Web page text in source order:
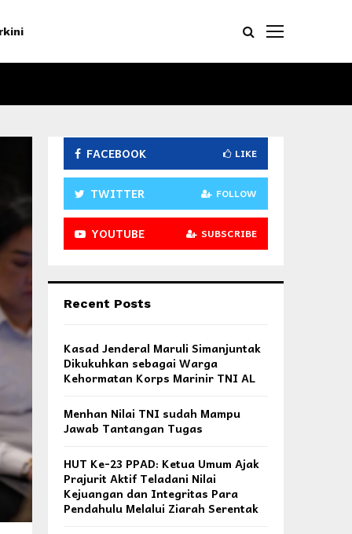
FACEBOOK LIKE
TWITTER FOLLOW
YOUTUBE SUBSCRIBE
Recent Posts
Kasad Jenderal Maruli Simanjuntak
Dikukuhkan sebagai Warga
Kehormatan Korps Marinir TNI AL
Menhan Nilai TNI sudah Mampu
Jawab Tantangan Tugas
HUT Ke-23 PPAD: Ketua Umum Ajak
Prajurit Aktif Teladani Nilai
Kejuangan dan Integritas Para
Pendahulu Melalui Ziarah Serentak